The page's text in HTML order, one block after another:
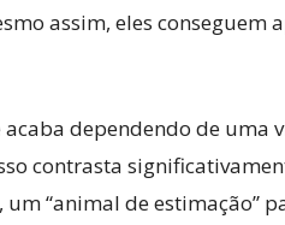
assim, eles
dependendo de
contrasta
“animal de estimação”